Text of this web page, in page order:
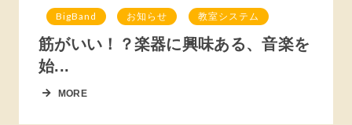
BigBand お知らせ 教室システム
筋がいい！？楽器に興味ある、音楽を
始...
MORE